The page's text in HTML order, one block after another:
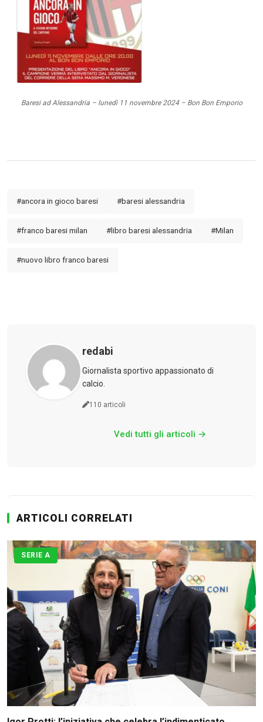
Serie A
CLASSIFICA
La Redazione
Baresi ad Alessandria – lunedì 11 novembre 2024 – Bon Bon Emporio
#ancora in gioco baresi #baresi alessandria
#franco baresi milan #libro baresi alessandria #Milan
#nuovo libro franco baresi
redabi
Giornalista sportivo appassionato di
calcio.
110 articoli
Vedi tutti gli articoli →
ARTICOLI CORRELATI
SERIE A